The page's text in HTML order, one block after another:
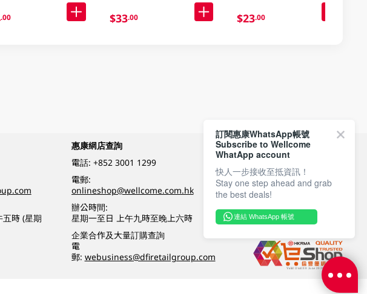
.00 $33.00 $23.00
時 (星期
惠康網店查詢
電話: +852 3001 1299
電郵:
onlineshop@wellcome.com.hk
辦公時間:
星期一至日 上午九時至晚上六時
企業合作及大量訂購查詢
電
郵: webusiness@dfiretailgroup.com
付款方式
關注我們
訂閱惠康WhatsApp帳號
Subscribe to Wellcome
WhatApp account
快人一步接收至抵資訊！
Stay one step ahead and grab
the best deals!
連結 WhatsApp 帳號